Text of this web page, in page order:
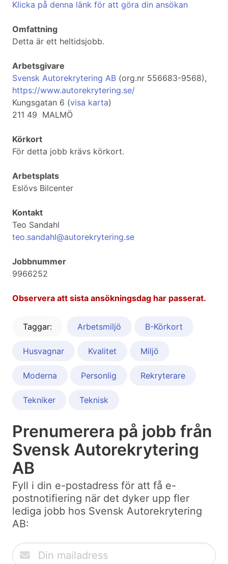
Klicka på denna länk för att göra din ansökan
Omfattning
Detta är ett heltidsjobb.
Arbetsgivare
Svensk Autorekrytering AB (org.nr 556683-9568),
https://www.autorekrytering.se/
Kungsgatan 6 (visa karta)
211 49 MALMÖ
Körkort
För detta jobb krävs körkort.
Arbetsplats
Eslövs Bilcenter
Kontakt
Teo Sandahl
teo.sandahl@autorekrytering.se
Jobbnummer
9966252
Observera att sista ansökningsdag har passerat.
Taggar: Arbetsmiljö B-Körkort
Husvagnar Kvalitet Miljö
Moderna Personlig Rekryterare
Tekniker Teknisk
Prenumerera på jobb från
Svensk Autorekrytering
AB
Fyll i din e-postadress för att få e-
postnotifiering när det dyker upp fler
lediga jobb hos Svensk Autorekrytering
AB: